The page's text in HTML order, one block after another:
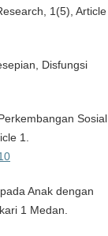
1(5), Article
Disfungsi
Sosial
1.
Anak dengan
1 Medan.